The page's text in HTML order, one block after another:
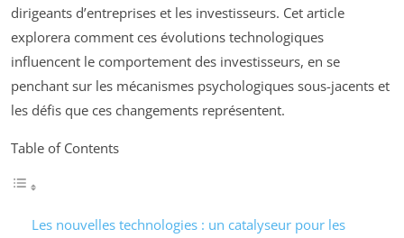
dirigeants d’entreprises et les investisseurs. Cet article
explorera comment ces évolutions technologiques
influencent le comportement des investisseurs, en se
penchant sur les mécanismes psychologiques sous-jacents et
les défis que ces changements représentent.
Table of Contents
Les nouvelles technologies : un catalyseur pour les